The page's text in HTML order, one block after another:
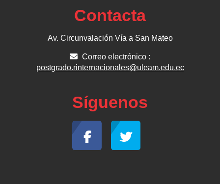
Contacta
Av. Circunvalación Vía a San Mateo
Correo electrónico :
postgrado.rinternacionales@uleam.edu.ec
Síguenos